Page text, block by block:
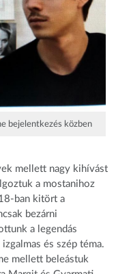
bejelentkezés közben
mellett nagy kihívást
a mostanihoz
ban kitört a
bezárni
a legendás
és szép téma.
mellett beleástuk